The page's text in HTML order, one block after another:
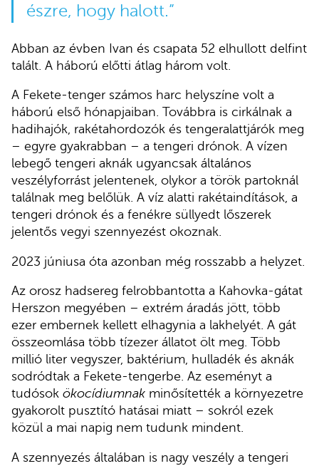
észre, hogy halott.”
Abban az évben Ivan és csapata 52 elhullott delfint
talált. A háború előtti átlag három volt.
A Fekete-tenger számos harc helyszíne volt a
háború első hónapjaiban. Továbbra is cirkálnak a
hadihajók, rakétahordozók és tengeralattjárók meg
– egyre gyakrabban – a tengeri drónok. A vízen
lebegő tengeri aknák ugyancsak általános
veszélyforrást jelentenek, olykor a török partoknál
találnak meg belőlük. A víz alatti rakétaindítások, a
tengeri drónok és a fenékre süllyedt lőszerek
jelentős vegyi szennyezést okoznak.
2023 júniusa óta azonban még rosszabb a helyzet.
Az orosz hadsereg felrobbantotta a Kahovka-gátat
Herszon megyében – extrém áradás jött, több
ezer embernek kellett elhagynia a lakhelyét. A gát
összeomlása több tízezer állatot ölt meg. Több
millió liter vegyszer, baktérium, hulladék és aknák
sodródtak a Fekete-tengerbe. Az eseményt a
tudósok ökocídiumnak minősítették a környezetre
gyakorolt ​​pusztító hatásai miatt – sokról ezek
közül a mai napig nem tudunk mindent.
A szennyezés általában is nagy veszély a tengeri